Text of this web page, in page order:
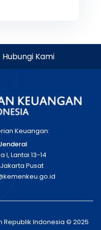
Hubungi Kami
Keuangan:
I, Lantai 13-14
Jakarta Pusat
Republik Indonesia © 2025